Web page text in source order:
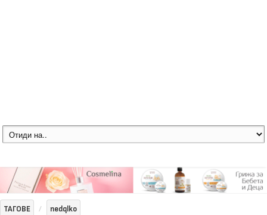
ТАГОВЕ nedqlko